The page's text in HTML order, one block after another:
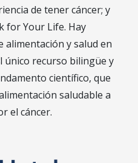
de tener cáncer; y
for Your Life. Hay
y salud en
único recurso bilingüe y
científico, que
saludable a
el cáncer.